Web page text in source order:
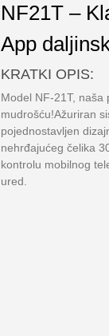
NF21T –
App
KRATKI OPIS:
Model NF-21T, naša
mudrošću!Ažuriran
pojednostavljen
nehrđajućeg čelika
kontrolu mobilnog
ured.